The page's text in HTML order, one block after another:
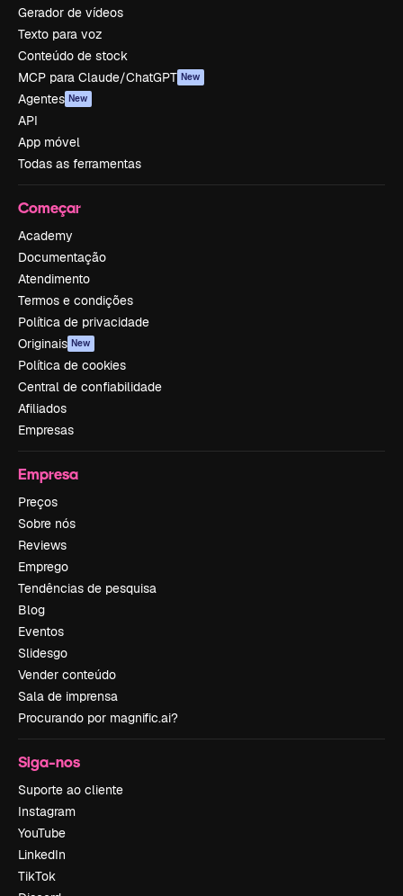
Gerador de vídeos
Texto para voz
Conteúdo de stock
MCP para Claude/ChatGPT New
Agentes New
API
App móvel
Todas as ferramentas
Começar
Academy
Documentação
Atendimento
Termos e condições
Política de privacidade
Originais New
Política de cookies
Central de confiabilidade
Afiliados
Empresas
Empresa
Preços
Sobre nós
Reviews
Emprego
Tendências de pesquisa
Blog
Eventos
Slidesgo
Vender conteúdo
Sala de imprensa
Procurando por magnific.ai?
Siga-nos
Suporte ao cliente
Instagram
YouTube
LinkedIn
TikTok